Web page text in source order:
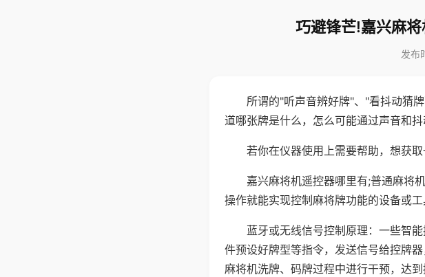
巧避锋芒!嘉兴麻
发布
所谓的"听声音辨好牌"、"看抖动猜
道哪张牌是什么，怎么可能通过声音和
若你在仪器使用上需要帮助，想获
嘉兴麻将机遥控器哪里有;普通麻将
操作就能实现控制麻将牌功能的设备或工
蓝牙或无线信号控制原理：一些智
件预设好牌型等指令，发送信号给控牌
麻将机洗牌、码牌过程中进行干预，达到